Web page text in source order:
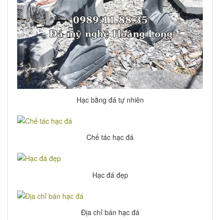
Hạc bằng đá tự nhiên
Chế tác hạc đá
Hạc đá đẹp
Địa chỉ bán hạc đá